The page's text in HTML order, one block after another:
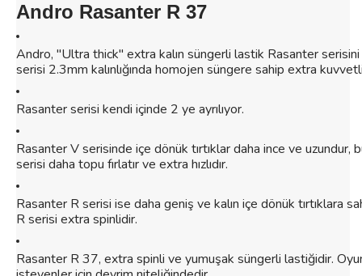
Andro Rasanter R 37
Andro, "Ultra thick" extra kalın süngerli lastik Rasanter
serisi 2.3mm kalınlığında homojen süngere sahip extra
Rasanter serisi kendi içinde 2 ye ayrılıyor.
Rasanter V serisinde içe dönük tırtıklar daha ince ve uzundur,
serisi daha topu fırlatır ve extra hızlıdır.
Rasanter R serisi ise daha geniş ve kalın içe dönük tırtıklara
R serisi extra spinlidir.
Rasanter R 37, extra spinli ve yumuşak süngerli lastiğidir.